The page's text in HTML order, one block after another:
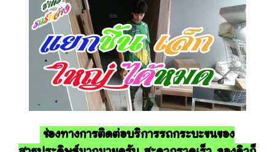
ช่องทางการติดต่อบริการรถกระบะขนของ